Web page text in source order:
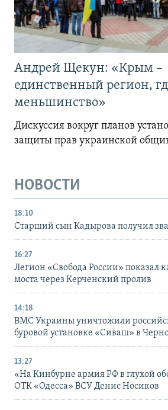
Андрей Щекун: «Крым –
единственный регион,
меньшинство»
Дискуссия вокруг планов
защиты прав украинской
НОВОСТИ
18:10
Старший сын Кадырова получил
16:27
Легион «Свобода России» показал
моста через Керченский пролив
14:18
ВМС Украины уничтожили
буровой установке «Сиваш» в
13:27
«На Кинбурне армия РФ в глухой
ОТК «Одесса» ВСУ Денис Носиков